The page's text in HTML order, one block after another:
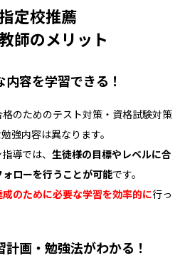
定校推薦
師のメリット
内容を学習できる！
のためのテスト対策・資格試験対策
強内容は異なります。
導では、 生徒様の目標やレベルに合
ローを行うことが可能です。
成のために必要な学習を効率的に行っ
画・勉強法がわかる！